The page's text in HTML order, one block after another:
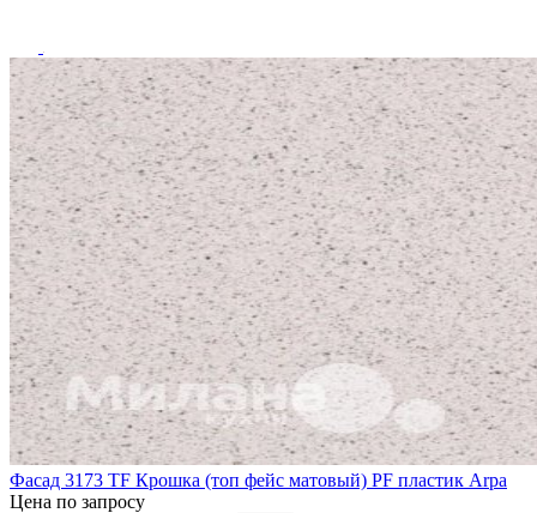
Фасад 3173 TF Крошка (топ фейс матовый) PF пластик Arpa
Цена по запросу